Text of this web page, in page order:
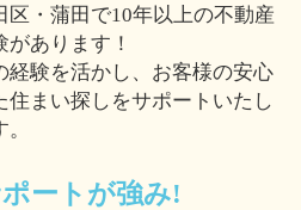
区・蒲田で10年以上の不動産
があります！
経験を活かし、お客様の安心
住まい探しをサポートいたし
ートが強み!